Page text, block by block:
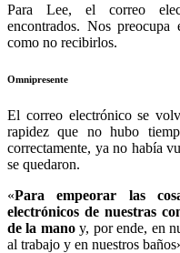
Para Lee, el correo
encontrados. Nos
como no recibirlos.
Omnipresente
El correo electrónico se
rapidez que no hubo
correctamente, ya no había
se quedaron.
«Para empeorar las
electrónicos de nuestras
de la manoy, por ende, en
al trabajo y en nuestros